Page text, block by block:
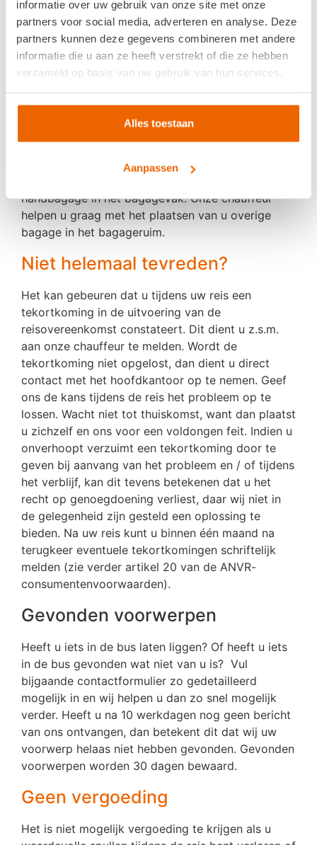
informatie over uw gebruik van onze site met onze
partners voor social media, adverteren en analyse. Deze
partners kunnen deze gegevens combineren met andere
informatie die u aan ze heeft verstrekt of die ze hebben
verzameld op basis van uw gebruik van hun services.
Alles toestaan
Aanpassen
Bagage
Alle bussen hebben een beperkte bagageruimte.
Zorgt u er altijd voor dat er labels aan uw bagage
bevestigd zijn? U blijft te allen tijde zelf
maakt u hier dan direct melding van. Kostbare
vervoeren in verband met mogelijk verlies of een
handbagage in het bagagevak. Onze chauffeur
helpen u graag met het plaatsen van u overige
bagage in het bagageruim.
Niet helemaal tevreden?
Het kan gebeuren dat u tijdens uw reis een
tekortkoming in de uitvoering van de
reisovereenkomst constateert. Dit dient u z.s.m.
aan onze chauffeur te melden. Wordt de
tekortkoming niet opgelost, dan dient u direct
contact met het hoofdkantoor op te nemen. Geef
ons de kans tijdens de reis het probleem op te
lossen. Wacht niet tot thuiskomst, want dan plaatst
u zichzelf en ons voor een voldongen feit. Indien u
onverhoopt verzuimt een tekortkoming door te
geven bij aanvang van het probleem en / of tijdens
het verblijf, kan dit tevens betekenen dat u het
recht op genoegdoening verliest, daar wij niet in
de gelegenheid zijn gesteld een oplossing te
bieden. Na uw reis kunt u binnen één maand na
terugkeer eventuele tekortkomingen schriftelijk
melden (zie verder artikel 20 van de ANVR-
consumentenvoorwaarden).
Gevonden voorwerpen
Heeft u iets in de bus laten liggen? Of heeft u iets
in de bus gevonden wat niet van u is? Vul
bijgaande contactformulier zo gedetailleerd
mogelijk in en wij helpen u dan zo snel mogelijk
verder. Heeft u na 10 werkdagen nog geen bericht
van ons ontvangen, dan betekent dit dat wij uw
voorwerp helaas niet hebben gevonden. Gevonden
voorwerpen worden 30 dagen bewaard.
Geen vergoeding
Het is niet mogelijk vergoeding te krijgen als u